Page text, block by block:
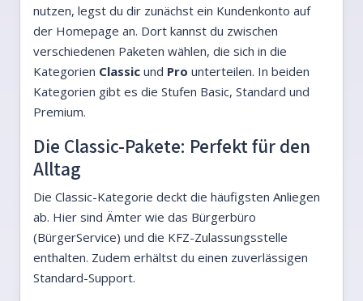
nutzen, legst du dir zunächst ein Kundenkonto auf
der Homepage an. Dort kannst du zwischen
verschiedenen Paketen wählen, die sich in die
Kategorien Classic und Pro unterteilen. In beiden
Kategorien gibt es die Stufen Basic, Standard und
Premium.
Die Classic-Pakete: Perfekt für den
Alltag
Die Classic-Kategorie deckt die häufigsten Anliegen
ab. Hier sind Ämter wie das Bürgerbüro
(BürgerService) und die KFZ-Zulassungsstelle
enthalten. Zudem erhältst du einen zuverlässigen
Standard-Support.